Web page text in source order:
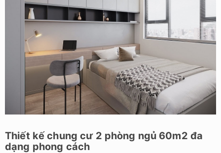
Thiết kế chung cư 2 phòng ngủ 60m2 đa
dạng phong cách